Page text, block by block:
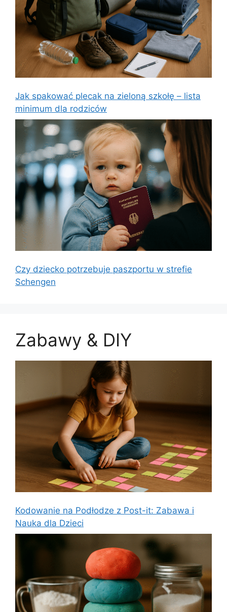
Jak spakować plecak na zieloną szkołę – lista
minimum dla rodziców
Czy dziecko potrzebuje paszportu w strefie
Schengen
Zabawy & DIY
Kodowanie na Podłodze z Post-it: Zabawa i
Nauka dla Dzieci